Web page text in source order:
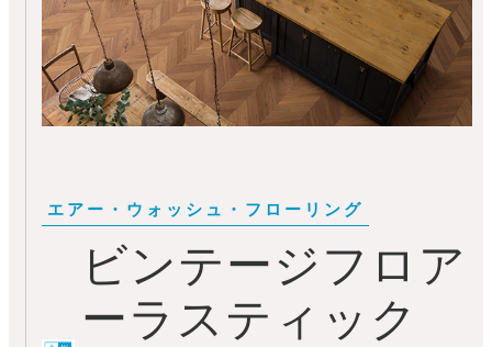
ビンテージフロア
ーラスティック